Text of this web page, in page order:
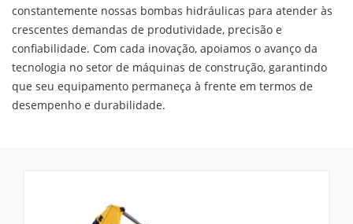
constantemente nossas bombas hidráulicas para atender às
crescentes demandas de produtividade, precisão e
confiabilidade. Com cada inovação, apoiamos o avanço da
tecnologia no setor de máquinas de construção, garantindo
que seu equipamento permaneça à frente em termos de
desempenho e durabilidade.